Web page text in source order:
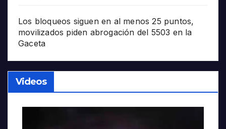
Los bloqueos siguen en al menos 25 puntos,
movilizados piden abrogación del 5503 en la
Gaceta
Videos